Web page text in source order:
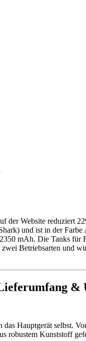
der Website reduziert
und ist in der
mAh. Die Tanks für
zwei Betriebsarten und
&
Hauptgerät selbst.
robustem Kunststoff